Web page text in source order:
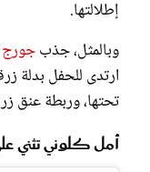
إطلالتها.
وبالمثل، جذبجورج
ارتدى للحفل بدلة
تحتها، وربطة عنق
أمل كلوني تثني